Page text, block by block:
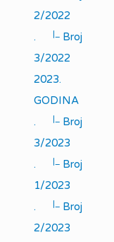
2/2022
.
|_ Broj
3/2022
2023.
GODINA
.
|_ Broj
3/2023
.
|_ Broj
1/2023
.
|_ Broj
2/2023